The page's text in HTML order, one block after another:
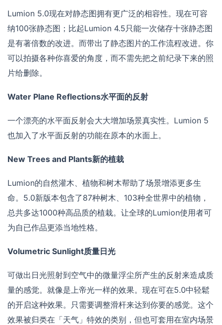
Lumion 5.0现在对静态图拥有更广泛的相容性。现在可容
纳100张静态图；比起Lumion 4.5只能一次储存十张静态图
是有著倍数的改进。而带出了静态图片的工作流程改进。你
可以拍摄各种你喜爱的角度，而不需先把之前纪录下来的照
片给删除。
Water Plane Reflections水平面的反射
一个漂亮的水平面反射会大大增加场景真实性。Lumion 5
也加入了水平面反射的功能在原本的水面上。
New Trees and Plants新的植栽
Lumion的自然灌木、植物和树木帮助了场景增添更多生
命。5.0新版本包含了87种树木、103种全世界中的植物，
总共多达1000种高品质的植栽。让全球的Lumion使用者可
为自已作品更添当地性格。
Volumetric Sunlight质量日光
可做出日光照射到空气中的微量浮尘所产生的反射来造成质
量的感觉。就像是上帝光一样的效果。现在可在5.0中轻鬆
的开启这种效果。只需要调整滑杆来达到你要的感觉。这个
效果被归类在「天气」特效的类别，但也可套用在室内场景